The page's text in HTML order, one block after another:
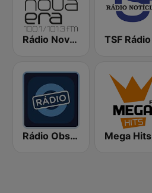
Rádio Nova Era
Rádio Observador Mega Hits